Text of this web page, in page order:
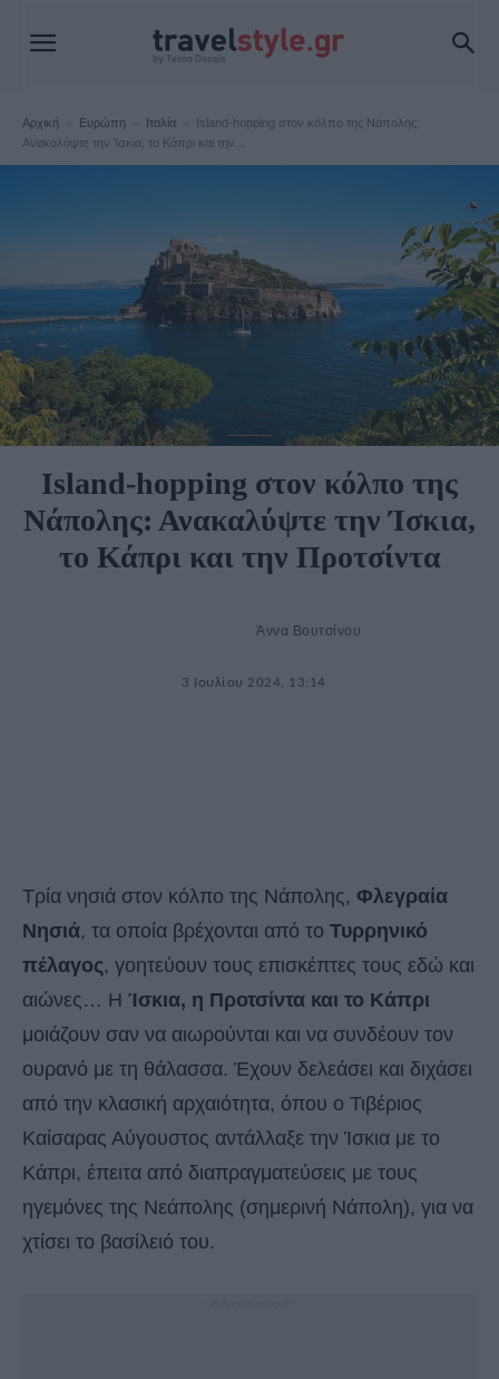
Αρχική Ευρώπη Ιταλία
Island-hopping στον κόλπο της Νάπολης:
Ανακαλύψτε την Ίσκια, το Κάπρι και την...
Island-hopping στον κόλπο της
Νάπολης: Ανακαλύψτε την Ίσκια,
το Κάπρι και την Προτσίντα
Άννα Βουτσίνου
3 Ιουλίου 2024, 13:14
Τρία νησιά στον κόλπο της Νάπολης, Φλεγραία
Νησιά, τα οποία βρέχονται από το Τυρρηνικό
πέλαγος, γοητεύουν τους επισκέπτες τους εδώ και
αιώνες… Η Ίσκια, η Προτσίντα και το Κάπρι
μοιάζουν σαν να αιωρούνται και να συνδέουν τον
ουρανό με τη θάλασσα. Έχουν δελεάσει και διχάσει
από την κλασική αρχαιότητα, όπου ο Τιβέριος
Καίσαρας Αύγουστος αντάλλαξε την Ίσκια με το
Κάπρι, έπειτα από διαπραγματεύσεις με τους
ηγεμόνες της Νεάπολης (σημερινή Νάπολη), για να
χτίσει το βασίλειό του.